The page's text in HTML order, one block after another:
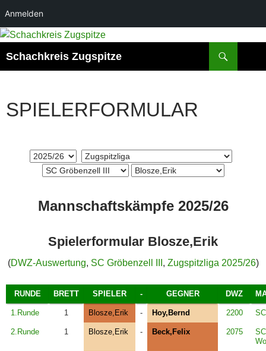
Anmelden
Zum
springen
Schachkreis Zugspitze
SPIELERFORMULAR
Mannschaftskämpfe 2025/26
Spielerformular Blosze,Erik
(DWZ-Auswertung, SC Gröbenzell III , Zugspitzliga 2025/26)
RUNDE BRETT SPIELER - GEGNER DWZ
1.Runde 1 Blosze,Erik - Hoy,Bernd 2200
2.Runde 1 Blosze,Erik - Beck,Felix 2075
SC